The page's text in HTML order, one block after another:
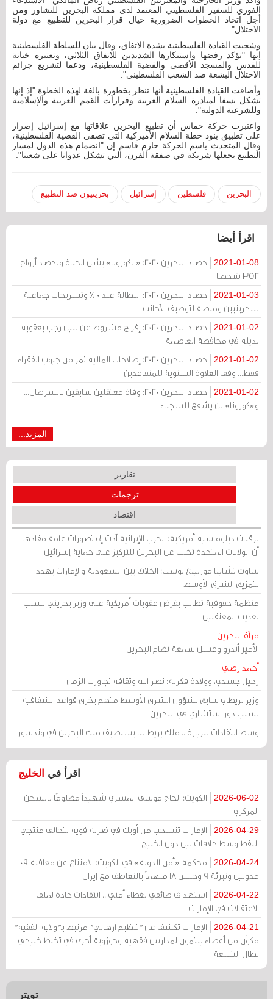
الفوري للسفير الفلسطيني المعتمد لدى مملكة البحرين للتشاور ومن
أجل اتخاذ الخطوات الضرورية حيال قرار البحرين للتطبيع مع دولة
الاحتلال".
وشجبت القيادة الفلسطينية بشدة الاتفاق، وقال بيان للسلطة الفلسطينية
إنها "تؤكد رفضها واستنكارها الشديدين للاتفاق الثلاثي، وتعتبره خيانة
للقدس والمسجد الأقصى والقضية الفلسطينية، ودعما لتشريع جرائم
الاحتلال البشعة ضد الشعب الفلسطيني".
وأضافت القيادة الفلسطينية أنها تنظر بخطورة بالغة لهذه الخطوة "إذ إنها
تشكل نسفا لمبادرة السلام العربية وقرارات القمم العربية والإسلامية
وللشرعية الدولية".
واعتبرت حركة حماس أن تطبيع البحرين علاقاتها مع إسرائيل إصرار
على تطبيق بنود خطة السلام الأميركية التي تصفي القضية الفلسطينية،
وقال المتحدث باسم الحركة حازم قاسم إن "انضمام هذه الدول لمسار
التطبيع يجعلها شريكة في صفقة القرن، التي تشكل عدوانا على شعبنا".
البحرين فلسطين إسرائيل بحرينيون ضد التطبيع
اقرأ أيضا
2021-01-08
حصاد البحرين 2020: «الكورونا» يشل الحياة ويحصد أرواح
352 شخصا
2021-01-03
حصاد البحرين 2020: البطالة عند 10% وتسريحات جماعية
للبحرينيين ومنصة لتوظيف الأجانب
2021-01-02
حصاد البحرين 2020: إفراج مشروط عن نبيل رجب بعقوبة
بديلة في محافظة العاصمة
2021-01-02
حصاد البحرين 2020: إصلاحات المالية تمر من جيوب الفقراء
فقط... وقف العلاوة السنوية للمتقاعدين
2021-01-02
حصاد البحرين 2020: وفاة معتقلين سابقين بالسرطان...
و«كورونا» لن يشفع للسجناء
المزيد...
تقارير
ترجمات
اقتصاد
برقيات دبلوماسية أمريكية: الحرب الإيرانية أدت إلى تصورات عامة مفادها
أن الولايات المتحدة تخلت عن البحرين للتركيز على حماية إسرائيل
ساوث تشاينا مورنينغ بوست: الخلاف بين السعودية والإمارات يهدد
بتمزيق الشرق الأوسط
منظمة حقوقية تطالب بفرض عقوبات أمريكية على وزير بحريني بسبب
تعذيب المعتقلين
مرآة البحرين
الأمير أندرو وغسل سمعة نظام البحرين
أحمد رضي
رحيل جسدي، وولادة فكرية: نصر الله وثقافة تجاوزت الزمن
وزير بريطاني سابق لشؤون الشرق الأوسط متهم بخرق قواعد الشفافية
بسبب دور استشاري في البحرين
وسط انتقادات للزيارة .. ملك بريطانيا يستضيف ملك البحرين في وندسور
اقرأ في الخليج
2026-06-02
الكويت: الحاج موسى المسري شهيداً مظلومًا بالسجن
المركزي
2026-04-29
الإمارات تنسحب من أوبك في ضربة قوية لتحالف منتجي
النفط وسط خلافات بين دول الخليج
2026-04-24
محكمة «أمن الدولة» في الكويت: الامتناع عن معاقبة 109
مدونين وتبرئة 9 وحبس 18 متهماً بالتعاطف مع إيران
2026-04-22
استهداف طائفي بغطاء أمني .. انتقادات حادة لملف
الاعتقالات في الإمارات
2026-04-21
الإمارات تكشف عن "تنظيم إرهابي" مرتبط بـ"ولاية الفقيه"
مكوّن من أعضاء ينتمون لمدارس فقهية وحوزوية أخرى في تخبط خليجي
يطال الشيعة
تويتر